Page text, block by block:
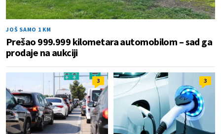
JOŠ SAMO 1 KM
Prešao 999.999 kilometara automobilom – sad ga
prodaje na aukciji
3 3